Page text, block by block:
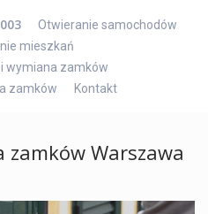
Otwieranie samochodów
mieszkań
wymiana zamków
zamków
Kontakt
Warszawa